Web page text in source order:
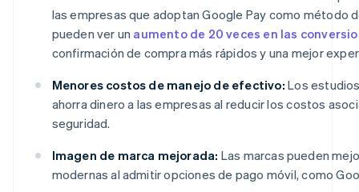
las empresas que adoptan Google Pay como método
pueden ver un aumento de 20 veces en las
confirmación de compra más rápidos y una mejor
Menores costos de manejo de efectivo: Los
ahorra dinero a las empresas al reducir los costos
seguridad.
Imagen de marca mejorada: Las marcas pueden
modernas al admitir opciones de pago móvil, como